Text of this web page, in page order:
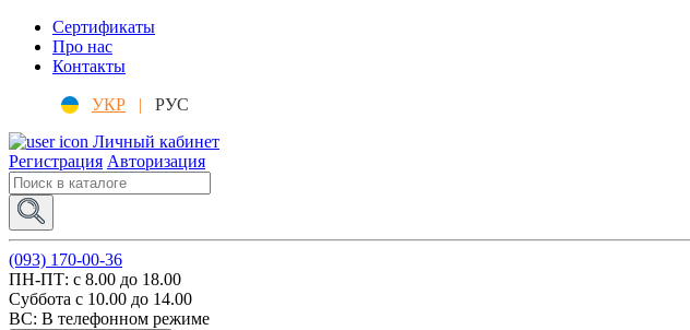
Сертификаты
Про нас
Контакты
УКР |
РУС
Личный кабинет
Регистрация Авторизация
(093) 170-00-36
ПН-ПТ: c 8.00 до 18.00
Суббота с 10.00 до 14.00
ВС: В телефонном режиме